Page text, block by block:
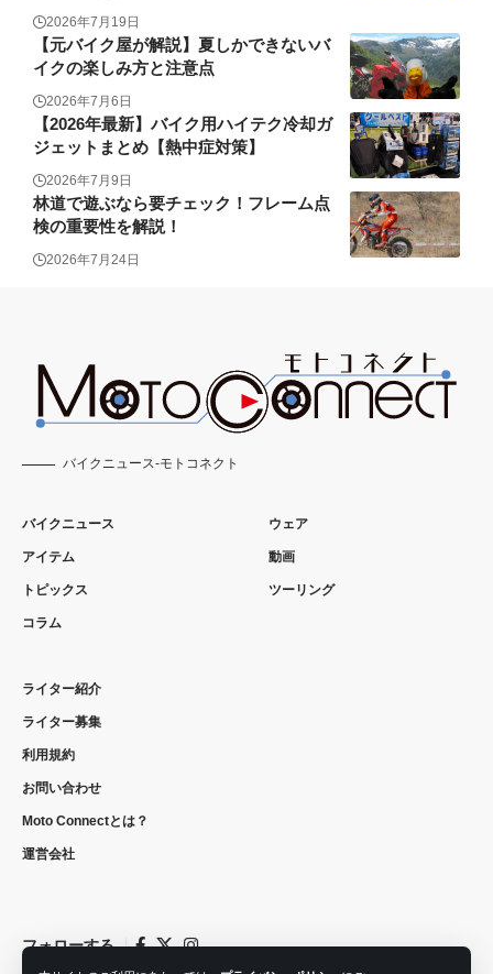
2026年7月19日
【元バイク屋が解説】夏しかできないバ
イクの楽しみ方と注意点
2026年7月6日
【2026年最新】バイク用ハイテク冷却ガ
ジェットまとめ【熱中症対策】
2026年7月9日
林道で遊ぶなら要チェック！フレーム点
検の重要性を解説！
2026年7月24日
バイクニュース-モトコネクト
バイクニュース
アイテム
トピックス
コラム
ウェア
動画
ツーリング
ライター紹介
ライター募集
利用規約
お問い合わせ
Moto Connectとは？
運営会社
フォローする